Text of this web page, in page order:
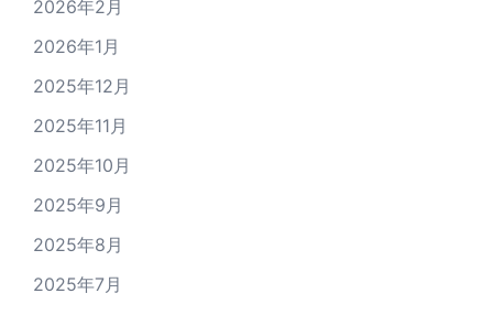
2026年2月
2026年1月
2025年12月
2025年11月
2025年10月
2025年9月
2025年8月
2025年7月